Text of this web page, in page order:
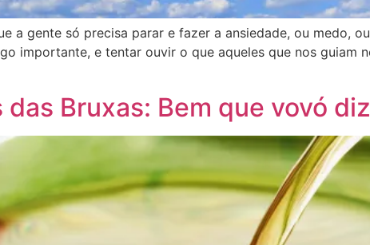
a gente só precisa parar e fazer a ansiedade, ou medo,
importante, e tentar ouvir o que aqueles que nos guiam
das Bruxas: Bem que vovó